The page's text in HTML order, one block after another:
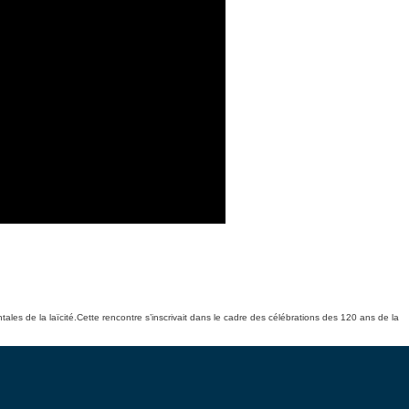
de la laïcité.Cette rencontre s’inscrivait dans le cadre des célébrations des 120 ans de la